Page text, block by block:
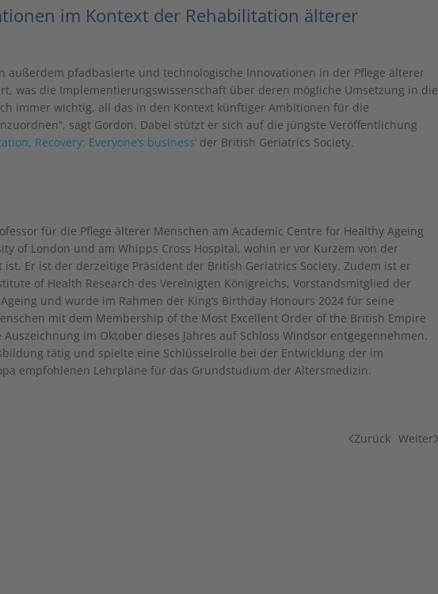
im Kontext der Rehabilitation älterer
außerdem pfadbasierte und technologische Innovationen in der Pflege älterer
was die Implementierungswissenschaft über deren mögliche Umsetzung in die
immer wichtig, all das in den Kontext künftiger Ambitionen für die
sagt Gordon. Dabei stützt er sich auf die jüngste Veröffentlichung
Recovery: Everyone’s business‘ der British Geriatrics Society.
für die Pflege älterer Menschen am Academic Centre for Healthy Ageing
of London und am Whipps Cross Hospital, wohin er vor Kurzem von der
Er ist der derzeitige Präsident der British Geriatrics Society. Zudem ist er
of Health Research des Vereinigten Königreichs, Vorstandsmitglied der
und wurde im Rahmen der King‘s Birthday Honours 2024 für seine
mit dem Membership of the Most Excellent Order of the British Empire
im Oktober dieses Jahres auf Schloss Windsor entgegennehmen.
tätig und spielte eine Schlüsselrolle bei der Entwicklung der im
empfohlenen Lehrpläne für das Grundstudium der Altersmedizin.
Zurück Weiter